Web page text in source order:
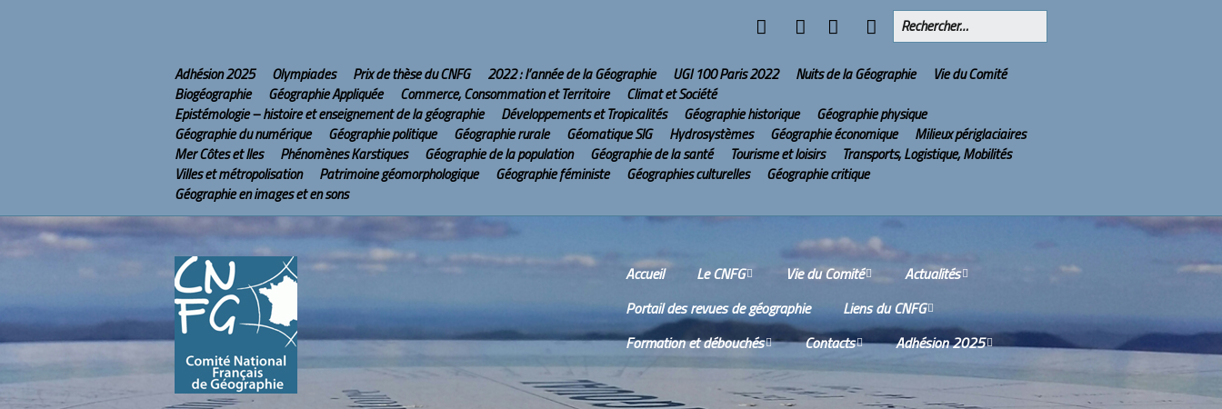
Adhésion 2025 Olympiades Prix de thèse du CNFG 2022 : l’année de la Géographie UGI 100 Paris 2022 Nuits de la Géographie
Vie du Comité
Biogéographie
Géographie Appliquée Commerce, Consommation et Territoire
Climat et Société
Epistémologie – histoire et enseignement de la géographie
Développements et Tropicalités Géographie historique
Géographie physique
Géographie du numérique
Géographie politique Géographie rurale Géomatique SIG Hydrosystèmes Géographie économique
Milieux périglaciaires
Mer Côtes et Iles
Phénomènes Karstiques Géographie de la population Géographie de la santé Tourisme et loisirs
Transports, Logistique, Mobilités
Villes et métropolisation
Patrimoine géomorphologique Géographie féministe Géographies culturelles
Géographie critique
Géographie en images et en sons
Accueil
Le CNFG
Le CNFG sur Internet
Conseil scientifique
Bureau
Vie du Comité
Commissions
Comptes-rendus des
réunions du Conseil
Scientifique
Actualités
Olympiades Nationales
de Géographie
2022 : l’année de la
Géographie
Portail des revues de géographie
Liens du CNFG
Nos partenaires
Formation et débouchés
Wikis
Contacts
Où sommes-nous ?
Adhésion 2025
Services aux adhérents